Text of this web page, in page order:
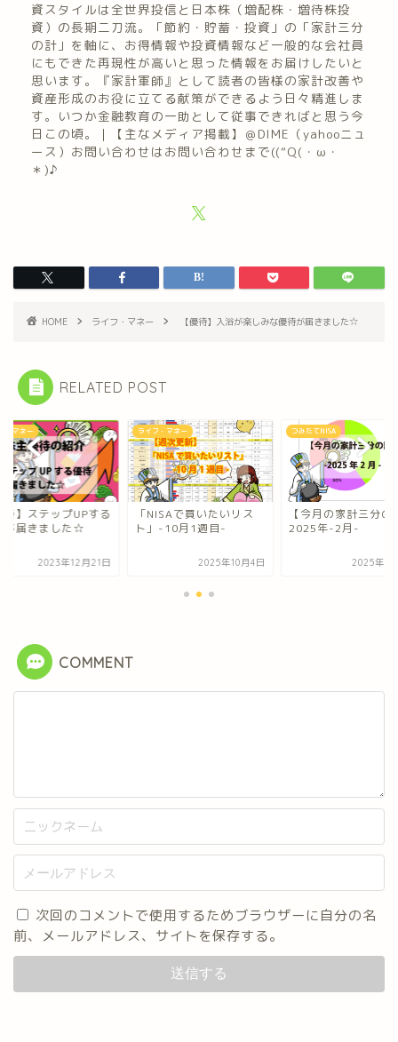
資スタイルは全世界投信と日本株（増配株・増待株投
資）の長期二刀流。「節約・貯蓄・投資」の「家計三分
の計」を軸に、お得情報や投資情報など一般的な会社員
にもできた再現性が高いと思った情報をお届けしたいと
思います。『家計軍師』として読者の皆様の家計改善や
資産形成のお役に立てる献策ができるよう日々精進しま
す。いつか金融教育の一助として従事できればと思う今
日この頃。｜【主なメディア掲載】＠DIME（yahooニュ
ース）お問い合わせはお問い合わせまで((“Q(・ω・
＊)♪
HOME ライフ・マネー 【優待】入浴が楽しみな優待が届きました☆
RELATED POST
ライフ・マネー
NISAで買いたいリス
」-10月1週目-
2025年10月4日
つみたてNISA
【今月の家計三分の計】
2025年-2月-
2025年3月15日
ライフ・マネー
【優待】ステッ
優待が届きまし
2023年
COMMENT
次回のコメントで使用するためブラウザーに自分の名
前、メールアドレス、サイトを保存する。